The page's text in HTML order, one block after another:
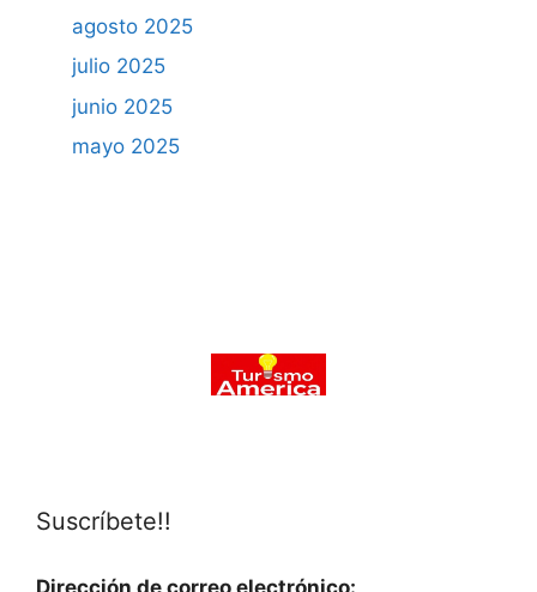
agosto 2025
julio 2025
junio 2025
mayo 2025
Suscríbete!!
Dirección de correo electrónico: